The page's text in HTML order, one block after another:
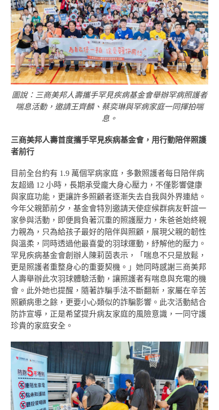
圖說：三商美邦人壽攜手罕見疾病基金會舉辦罕病照護者
喘息活動，邀請王齊麟、蔡奕琳與罕病家庭一同揮拍喘
息。
三商美邦人壽首度攜手罕見疾病基金會，用行動陪伴照護
者前行
目前全台約有 1.9 萬個罕病家庭，多數照護者每日陪伴病
友超過 12 小時，長期承受龐大身心壓力，不僅影響健康
與家庭功能，更讓許多照顧者逐漸失去自我與外界連結。
今年父親節前夕，基金會特別邀請天使症候群病友軒誼一
家參與活動，即便肩負著沉重的照護壓力，朱爸爸始終親
力親為，只為給孩子最好的陪伴與照顧，展現父親的韌性
與溫柔，同時透過他最喜愛的羽球運動，紓解他的壓力。
罕見疾病基金會創辦人陳莉茵表示，「喘息不只是放鬆，
更是照護者重整身心的重要契機。」她同時感謝三商美邦
人壽舉辦此次羽球體驗活動，讓照護者有喘息與充電的機
會。此外她也提醒，隨著詐騙手法不斷翻新，家屬在辛苦
照顧病患之餘，更要小心類似的詐騙影響。此次活動結合
防詐宣導，正是希望提升病友家庭的風險意識，一同守護
珍貴的家庭安全。